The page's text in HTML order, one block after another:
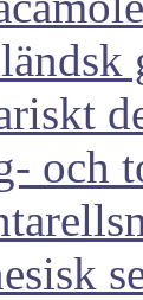
och